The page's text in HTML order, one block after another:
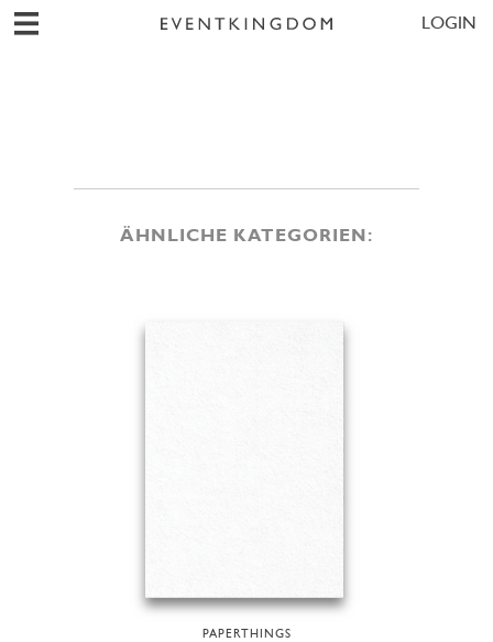
LOGIN
ÄHNLICHE KATEGORIEN:
PAPERTHINGS